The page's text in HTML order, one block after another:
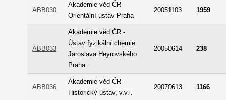
ABB030
Akademie věd ČR -
Orientální ústav Praha
20051103 1959
ABB033
Akademie věd ČR -
Ústav fyzikální chemie
Jaroslava Heyrovského
Praha
20050614 238
ABB036
Akademie věd ČR -
Historický ústav, v.v.i.
20070613 1166